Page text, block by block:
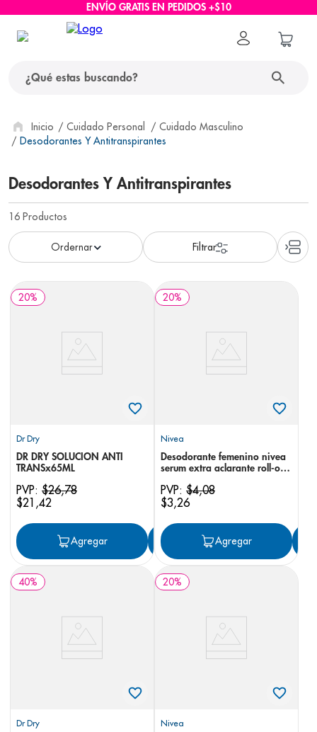
ENVÍO GRATIS EN PEDIDOS +$10
Cuidado Personal
Cuidado Masculino
Desodorantes Y Antitranspirantes
Desodorantes Y Antitranspirantes
16 Productos
20%
Dr Dry
DR DRY SOLUCION ANTI
TRANSx65ML
PVP: $26,78
$21 ,42
Agregar Agregar
20%
Nivea
Desodorante femenino nivea
serum extra aclarante roll-on
PVP: $4,08
$3,26
Agregar
40%
Dr Dry
20%
Nivea
términos más buscados
2. pañales
4. cerave
6. shampoo
7.
panolini
pediasure